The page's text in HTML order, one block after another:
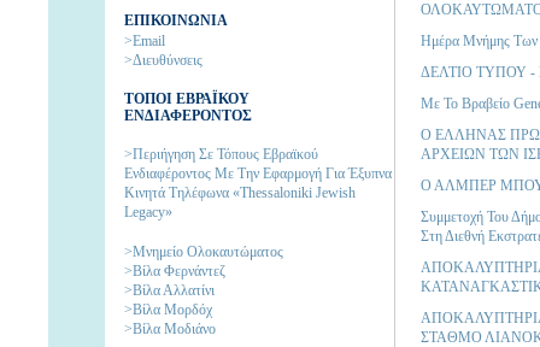
ΕΠΙΚΟΙΝΩΝΙΑ
>Email
>Διευθύνσεις
ΤΟΠΟΙ ΕΒΡΑΪΚΟΥ
ΕΝΔΙΑΦΕΡΟΝΤΟΣ
>Περιήγηση Σε Τόπους Εβραϊκού
Ενδιαφέροντος Με Την Εφαρμογή Για Έξυπνα
Κινητά Τηλέφωνα «Thessaloniki Jewish
Legacy»
>Μνημείο Ολοκαυτώματος
>Βίλα Φερνάντεζ
>Βίλα Αλλατίνι
>Βίλα Μορδόχ
>Βίλα Μοδιάνο
Ημέρα Μνήμης Των
ΔΕΛΤΙΟ ΤΥΠΟΥ -
Με Το Βραβείο
Ο ΕΛΛΗΝΑΣ
ΑΡΧΕΙΩΝ ΤΩΝ
Ο ΑΛΜΠΕΡ
Συμμετοχή Του
Στη Διεθνή
ΣΤΑΘΜΟ